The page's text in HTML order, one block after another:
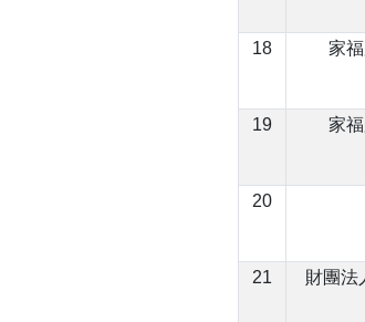
18 家
19 家
20
21 財團法